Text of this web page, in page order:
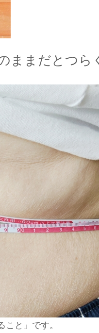
ままだとつら
と」です。